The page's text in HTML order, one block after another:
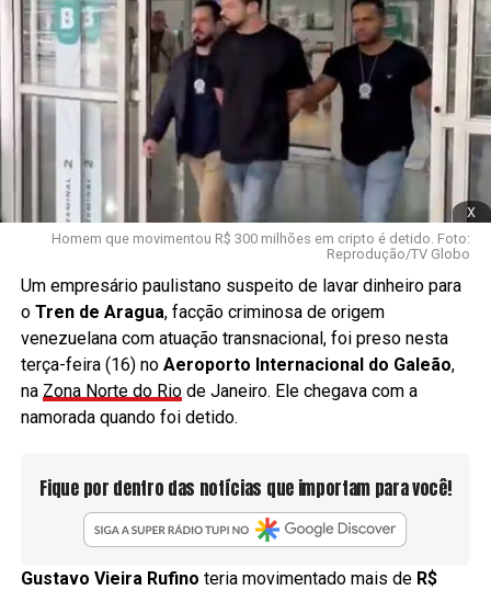
x
Homem que movimentou R$ 300 milhões em cripto é detido. Foto:
Reprodução/TV Globo
Um empresário paulistano suspeito de lavar dinheiro para
o Tren de Aragua, facção criminosa de origem
venezuelana com atuação transnacional, foi preso nesta
terça-feira (16) no Aeroporto Internacional do Galeão,
na Zona Norte do Riode Janeiro. Ele chegava com a
namorada quando foi detido.
Fique por dentro das notícias que importam para você!
Gustavo Vieira Rufino teria movimentado mais de R$